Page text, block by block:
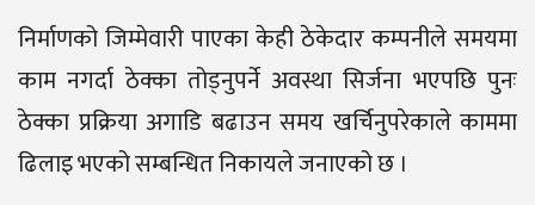
निर्माणको जिम्मेवारी पाएका केही ठेकेदार कम्पनीले समयमा
काम नगर्दा ठेक्का तोड्नुपर्ने अवस्था सिर्जना भएपछि पुनः
ठेक्का प्रक्रिया अगाडि बढाउन समय खर्चिनुपरेकाले काममा
ढिलाइ भएको सम्बन्धित निकायले जनाएको छ ।